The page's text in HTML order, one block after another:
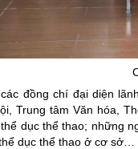
đồng chí đại diện
Trung tâm Văn hóa,
dục thể thao; những
dục thể thao ở cơ sở…